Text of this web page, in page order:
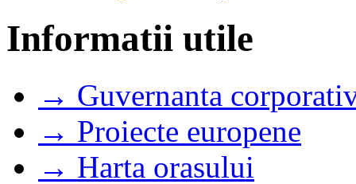
Informatii utile
→ Guvernanta
→ Proiecte europene
→ Harta orasului